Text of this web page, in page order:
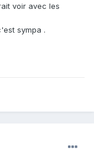
voir avec les
sympa .